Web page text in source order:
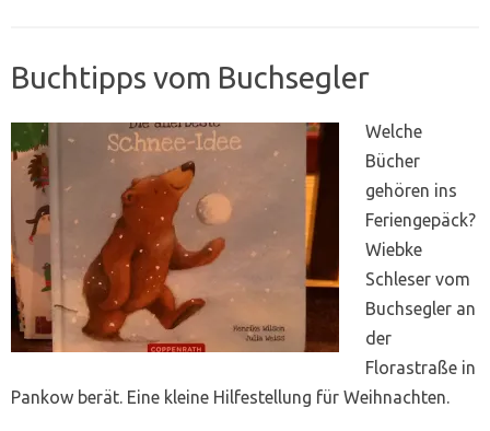
Buchtipps vom Buchsegler
Welche
Bücher
gehören ins
Feriengepäck?
Wiebke
Schleser vom
Buchsegler an
der
Florastraße in
Pankow berät. Eine kleine Hilfestellung für Weihnachten.